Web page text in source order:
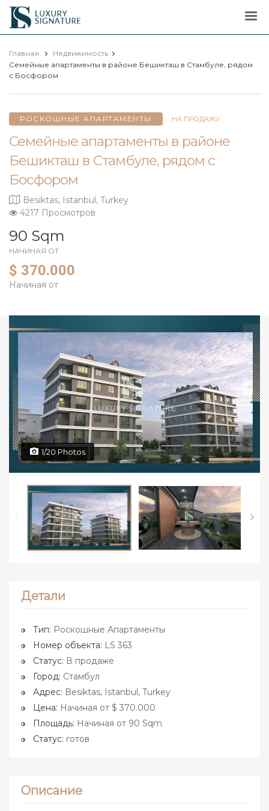
Luxury
Signature
Главная
Недвижимость
Семейные апартаменты в районе Бешикташ в Стамбуле, рядом
с Босфором
РОСКОШНЫЕ АПАРТАМЕНТЫ НА ПРОДАЖУ
Семейные апартаменты в районе
Бешикташ в Стамбуле, рядом с
Босфором
Besiktas, Istanbul, Turkey
4217 Просмотров
90 Sqm
НАЧИНАЯ ОТ
$ 370.000
Начиная от
1/20 Photos
Детали
Тип: Роскошные Апартаменты
Номер объекта: LS 363
Статус: В продаже
Город: Стамбул
Адрес: Besiktas, Istanbul, Turkey
Цена: Начиная от $ 370.000
Площадь: Начиная от 90 Sqm
Статус: готов
Описание